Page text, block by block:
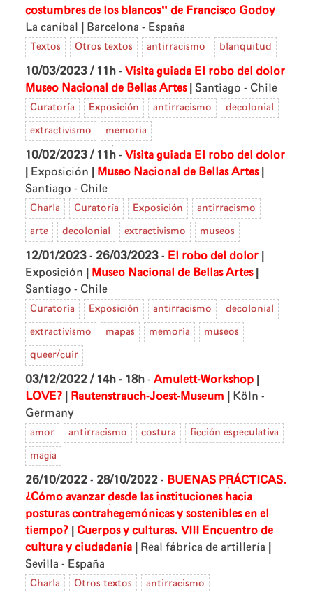
costumbres de los blancos" de Francisco Godoy
La caníbal
Barcelona - España
Textos Otros textos antirracismo blanquitud
10/03/2023 / 11h - Visita guiada El robo del dolor
Museo Nacional de Bellas Artes
Santiago - Chile
Curatoría Exposición antirracismo decolonial
extractivismo memoria
10/02/2023 / 11h - Visita guiada El robo del dolor
Exposición Museo Nacional de Bellas Artes
Santiago - Chile
Charla Curatoría Exposición antirracismo
arte decolonial extractivismo museos
12/01/2023 - 26/03/2023 - El robo del dolor
Exposición Museo Nacional de Bellas Artes
Santiago - Chile
Curatoría Exposición antirracismo decolonial
extractivismo mapas memoria museos
queer/cuir
03/12/2022 / 14h - 18h - Amulett-Workshop
LOVE? Rautenstrauch-Joest-Museum
Köln -
Germany
amor antirracismo costura ficción especulativa
magia
26/10/2022 - 28/10/2022 - BUENAS PRÁCTICAS.
¿Cómo avanzar desde las instituciones hacia
posturas contrahegemónicas y sostenibles en el
tiempo?
Cuerpos y culturas. VIII Encuentro de
cultura y ciudadanía
Real fábrica de artillería
Sevilla - España
Charla Otros textos antirracismo